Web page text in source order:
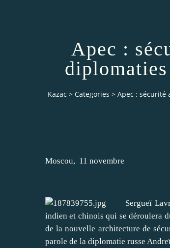
Apec :
Kazac > Categories > Apec : sécurité
Moscou, 11 novembre
Sergueï Lavrov
indien et chinois qui se déroulera
de la nouvelle architecture de
parole de la diplomatie russe